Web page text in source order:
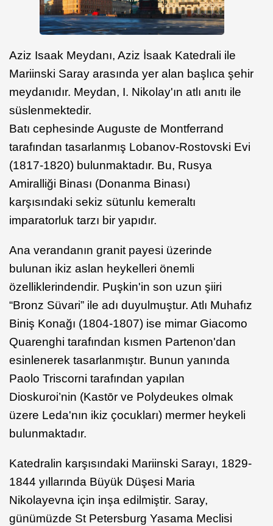
Aziz Isaak Meydanı, Aziz İsaak Katedrali ile
Mariinski Saray arasında yer alan başlıca şehir
meydanıdır. Meydan, I. Nikolay'ın atlı anıtı ile
süslenmektedir.
Batı cephesinde Auguste de Montferrand
tarafından tasarlanmış Lobanov-Rostovski Evi
(1817-1820) bulunmaktadır. Bu, Rusya
Amiralliği Binası (Donanma Binası)
karşısındaki sekiz sütunlu kemeraltı
imparatorluk tarzı bir yapıdır.
Ana verandanın granit payesi üzerinde
bulunan ikiz aslan heykelleri önemli
özelliklerindendir. Puşkin'in son uzun şiiri
“Bronz Süvari” ile adı duyulmuştur. Atlı Muhafız
Biniş Konağı (1804-1807) ise mimar Giacomo
Quarenghi tarafından kısmen Partenon'dan
esinlenerek tasarlanmıştır. Bunun yanında
Paolo Triscorni tarafından yapılan
Dioskuroi’nin (Kastōr ve Polydeukes olmak
üzere Leda'nın ikiz çocukları) mermer heykeli
bulunmaktadır.
Katedralin karşısındaki Mariinski Sarayı, 1829-
1844 yıllarında Büyük Düşesi Maria
Nikolayevna için inşa edilmiştir. Saray,
günümüzde St Petersburg Yasama Meclisi